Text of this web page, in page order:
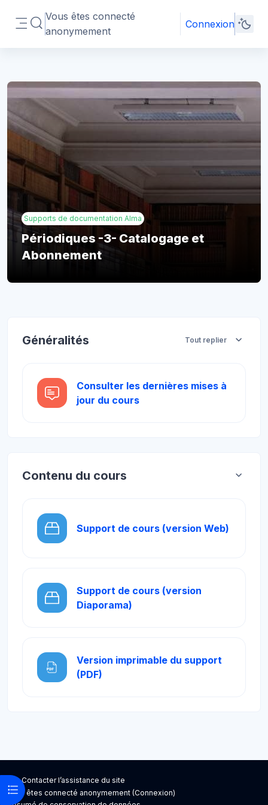
Panneau latéral
Activer/désactiver la saisie de recherche
Vous êtes connecté
anonymement
Connexion
Ouvrir l’index du cours
Supports de documentation Alma
Périodiques -3- Catalogage et
Abonnement
Généralités Tout replier
Consulter les dernières mises à
jour du coursForum
Contenu du cours
Support de cours (version Web)
Support de cours (version
Diaporama)
Version imprimable du support
(PDF)
Contacter l’assistance du site
Vous êtes connecté anonymement (Connexion)